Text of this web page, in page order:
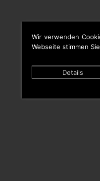
Wir verwenden
Webseite stimmen
Details